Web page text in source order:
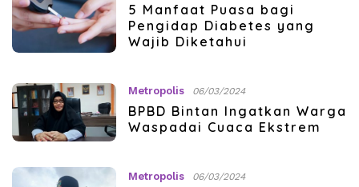
5 Manfaat Puasa bagi
Pengidap Diabetes yang
Wajib Diketahui
Metropolis 06/03/2024
BPBD Bintan Ingatkan Warga
Waspadai Cuaca Ekstrem
Metropolis 06/03/2024